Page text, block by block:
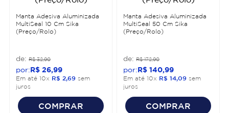
Manta Adesiva Aluminizada
MultiSeal 10 Cm Sika
(Preço/Rolo)
R$ 32,90
R$ 26 99
Em até 10x R$ 2,69 sem
juros
COMPRAR
Manta Adesiva Aluminizada
MultiSeal 50 Cm Sika
(Preço/Rolo)
R$ 172,90
R$ 140 99
Em até 10x R$ 14,09 sem
juros
COMPRAR